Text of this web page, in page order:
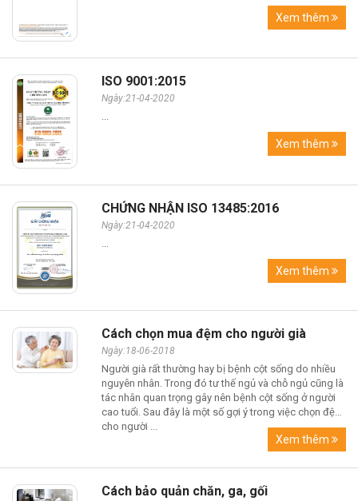
Xem thêm
ISO 9001:2015
Ngày:21-04-2020
Xem thêm
CHỨNG NHẬN ISO 13485:2016
Ngày:21-04-2020
...
Xem thêm
Cách chọn mua đệm cho người già
Ngày:18-06-2018
Người già rất thường hay bị bệnh cột sống do nhiều
nguyên nhân. Trong đó tư thế ngủ và chỗ ngủ cũng là
tác nhân quan trọng gây nên bệnh cột sống ở người
cao tuổi. Sau đây là một số gợi ý trong việc chọn đệm
cho người ...
Xem thêm
Cách bảo quản chăn, ga, gối